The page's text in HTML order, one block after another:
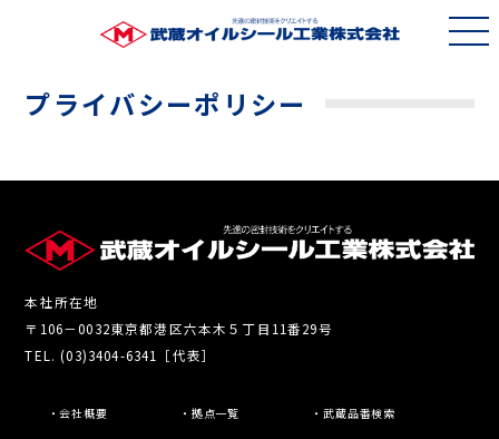
プライバシーポリシー
本社所在地
〒106－0032東京都港区六本木５丁目11番29号
TEL. (03)3404-6341［代表］
・会社概要 ・拠点一覧 ・武蔵品番検索